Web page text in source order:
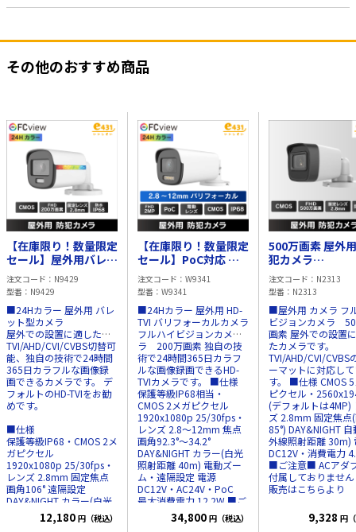
その他のおすすめ商品
【在庫限り！数量限定
セール】屋外用バレッ
ト型 2MP 防犯カメラ
IP68
注文コード
N9429
型番
N9429
■24Hカラー 屋外用 バレ
ット型カメラ
屋外での設置に適した、
TVI/AHD/CVI/CVBS切替可
能、独自の技術で24時間
365日カラフルな画像録
画できるカメラです。 デ
フォルトのHD-TVIをお勧
めです。
■仕様
保護等級IP68・CMOS 2メ
ガピクセル
1920x1080p 25/30fps・
レンズ 2.8mm 固定焦点
画角106° 遠隔設定
DAY&NIGHT カラー(白光
照射距離 20m)
電源 DC12V・消費電力
12,180 円（税込）
【在庫限り！数量限定
セール】PoC対応 屋
外用 バリフォーカル
2MP HD-TVI 防犯カメ
ラ IP68
注文コード
W9341
型番
W9341
■24Hカラー 屋外用 HD-
TVI バリフォーカルカメラ
フルハイビジョンカメ
ラ 200万画素 独自の技
術で24時間365日カラフ
ルな画像録画できるHD-
TVIカメラです。 ■仕様
保護等級IP68相当・
CMOS 2メガピクセル
1920x1080p 25/30fps・
レンズ 2.8～12mm 焦点
画角92.3°～34.2°
DAY&NIGHT カラー(白光
照射距離 40m) 電動ズー
ム・遠隔設定 電源
DC12V・AC24V・PoC
最大消費電力 12.2W ■ご
注意■ ACアダプタは付属
しておりません別途販売
34,800 円（税込）
500万画素 屋外
犯カメラ
TVI/CVI/AHD/
IP67
注文コード
N2313
型番
N2313
■屋外用 カメラ フ
ビジョンカメラ
画素 屋外での設置
たカメラです。
TVI/AHD/CVI/CVBS
ーマットに対応し
す。 ■仕様 CMOS 5メガ
ピクセル・
(デフォルトは4MP)
ズ 2.8mm 固定焦点
85°) DAY&NIGHT
外線照射距離 30m)
DC12V・消費電力
■ご注意■ ACアダ
付属しておりません
販売はこちらより
9,328 円